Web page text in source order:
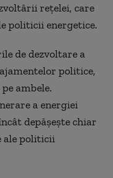
rețelei, care
politicii energetice.
de dezvoltare a
politice,
ambele.
a energiei
depășește chiar
ale politicii